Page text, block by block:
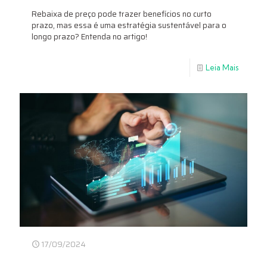
Rebaixa de preço pode trazer benefícios no curto
prazo, mas essa é uma estratégia sustentável para o
longo prazo? Entenda no artigo!
Leia Mais
17/09/2024